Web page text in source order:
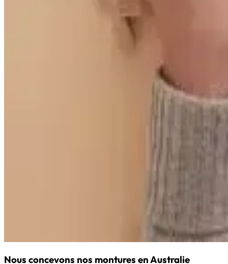
Nous concevons nos montures en Australie